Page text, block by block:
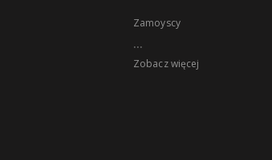
Zamoyscy
...
Zobacz więcej